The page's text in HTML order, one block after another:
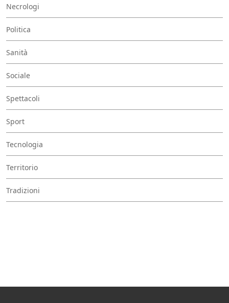
Necrologi
Politica
Sanità
Sociale
Spettacoli
Sport
Tecnologia
Territorio
Tradizioni